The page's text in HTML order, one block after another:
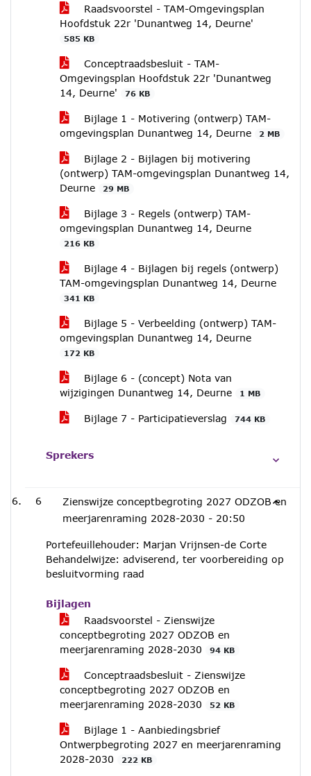
Raadsvoorstel - TAM-Omgevingsplan
Hoofdstuk 22r 'Dunantweg 14, Deurne'
585 KB
Conceptraadsbesluit - TAM-
Omgevingsplan Hoofdstuk 22r 'Dunantweg
14, Deurne'
76 KB
Bijlage 1 - Motivering (ontwerp) TAM-
omgevingsplan Dunantweg 14, Deurne
2 MB
Bijlage 2 - Bijlagen bij motivering
(ontwerp) TAM-omgevingsplan Dunantweg 14,
Deurne
29 MB
Bijlage 3 - Regels (ontwerp) TAM-
omgevingsplan Dunantweg 14, Deurne
216 KB
Bijlage 4 - Bijlagen bij regels (ontwerp)
TAM-omgevingsplan Dunantweg 14, Deurne
341 KB
Bijlage 5 - Verbeelding (ontwerp) TAM-
omgevingsplan Dunantweg 14, Deurne
172 KB
Bijlage 6 - (concept) Nota van
wijzigingen Dunantweg 14, Deurne
1 MB
Bijlage 7 - Participatieverslag 744 KB
Sprekers
6
Zienswijze conceptbegroting 2027 ODZOB en
meerjarenraming 2028-2030 - 20:50
Portefeuillehouder: Marjan Vrijnsen-de Corte
Behandelwijze: adviserend, ter voorbereiding op
besluitvorming raad
Bijlagen
Raadsvoorstel - Zienswijze
conceptbegroting 2027 ODZOB en
meerjarenraming 2028-2030
94 KB
Conceptraadsbesluit - Zienswijze
conceptbegroting 2027 ODZOB en
meerjarenraming 2028-2030
52 KB
Bijlage 1 - Aanbiedingsbrief
Ontwerpbegroting 2027 en meerjarenraming
2028-2030
222 KB